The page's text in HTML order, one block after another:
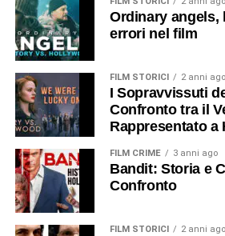
Ordinary angels,
errori nel film
FILM STORICI 2 anni ago
I Sopravvissuti
Confronto tra il
Rappresentato a
FILM CRIME 3 anni ago
Bandit: Storia e
Confronto
FILM STORICI 2 anni ago